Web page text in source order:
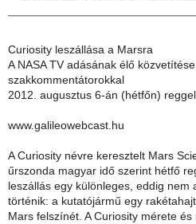
Curiosity leszállása a Marsra
A NASA TV adásának élő
szakkommentátorokkal
2012. augusztus 6-án (hétfőn)
www.galileowebcast.hu
A Curiosity névre keresztelt Mars
űrszonda magyar idő szerint hétfő
leszállás egy különleges, eddig nem
történik: a kutatójármű egy
Mars felszínét. A Curiosity mérete